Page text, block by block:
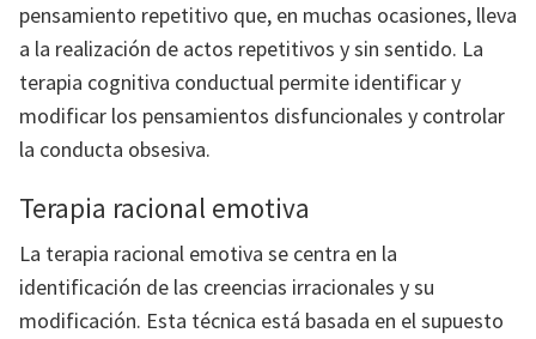
pensamiento repetitivo que, en muchas ocasiones, lleva
a la realización de actos repetitivos y sin sentido. La
terapia cognitiva conductual permite identificar y
modificar los pensamientos disfuncionales y controlar
la conducta obsesiva.
Terapia racional emotiva
La terapia racional emotiva se centra en la
identificación de las creencias irracionales y su
modificación. Esta técnica está basada en el supuesto